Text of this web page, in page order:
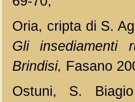
Oria, cripta di S.
Gli insediamenti
Brindisi, Fasano
Ostuni, S.